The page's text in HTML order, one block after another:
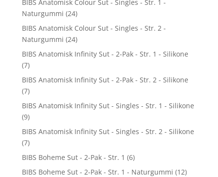
BIBS Anatomisk Colour Sut - Singles - Str. 1 -
Naturgummi (24)
BIBS Anatomisk Colour Sut - Singles - Str. 2 -
Naturgummi (24)
BIBS Anatomisk Infinity Sut - 2-Pak - Str. 1 - Silikone
(7)
BIBS Anatomisk Infinity Sut - 2-Pak - Str. 2 - Silikone
(7)
BIBS Anatomisk Infinity Sut - Singles - Str. 1 - Silikone
(9)
BIBS Anatomisk Infinity Sut - Singles - Str. 2 - Silikone
(7)
BIBS Boheme Sut - 2-Pak - Str. 1 (6)
BIBS Boheme Sut - 2-Pak - Str. 1 - Naturgummi (12)